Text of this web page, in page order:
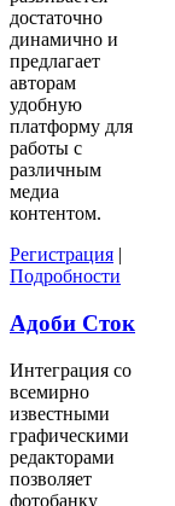
достаточно
динамично и
предлагает
авторам
удобную
платформу для
работы с
различным
медиа
контентом.
Регистрация |
Подробности
Адоби Сток
Интеграция со
всемирно
известными
графическими
редакторами
позволяет
фотобанку